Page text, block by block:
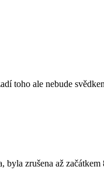
toho ale nebude
zrušena až